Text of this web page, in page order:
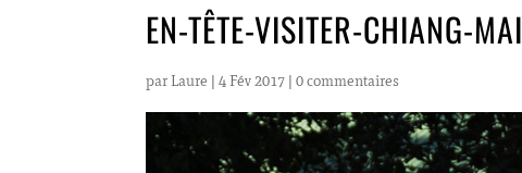
EN-TÊTE-VISITER-CHIANG-MAI
par Laure |4 Fév 2017 |0 commentaires